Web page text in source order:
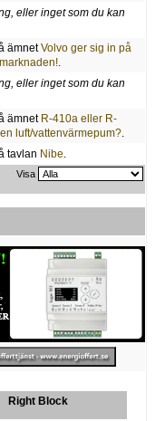
eller inget som du kan
ämnetVolvo ger sig in på
.
eller inget som du kan
ämnet R-410a eller R-
luft/vattenvärmepum?.
tavlan Nibe.
Visa
Right Block